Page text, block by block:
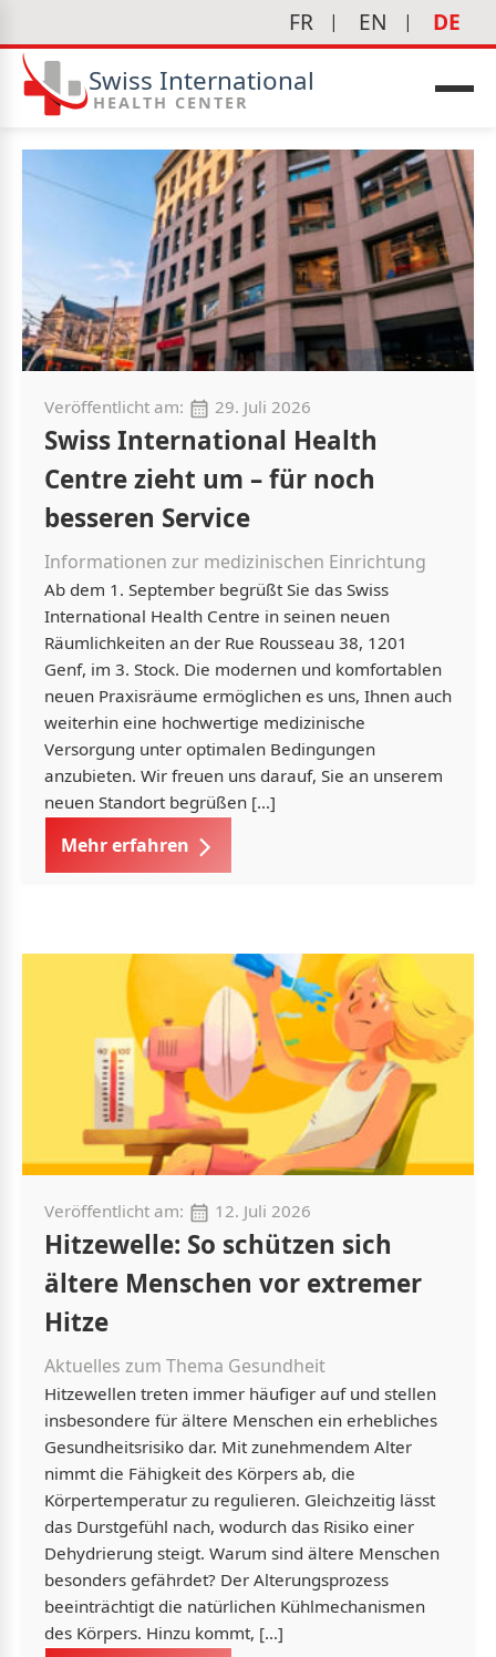
FR EN DE
Swiss International
HEALTH CENTER
Veröffentlicht am:
29. Juli 2026
Swiss International Health
Centre zieht um – für noch
besseren Service
Informationen zur medizinischen Einrichtung
Ab dem 1. September begrüßt Sie das Swiss
International Health Centre in seinen neuen
Räumlichkeiten an der Rue Rousseau 38, 1201
Genf, im 3. Stock. Die modernen und komfortablen
neuen Praxisräume ermöglichen es uns, Ihnen auch
weiterhin eine hochwertige medizinische
Versorgung unter optimalen Bedingungen
anzubieten. Wir freuen uns darauf, Sie an unserem
neuen Standort begrüßen […]
Mehr erfahren
Veröffentlicht am: 12. Juli 2026
Hitzewelle: So schützen sich
ältere Menschen vor extremer
Hitze
Aktuelles zum Thema Gesundheit
Hitzewellen treten immer häufiger auf und stellen
insbesondere für ältere Menschen ein erhebliches
Gesundheitsrisiko dar. Mit zunehmendem Alter
nimmt die Fähigkeit des Körpers ab, die
Körpertemperatur zu regulieren. Gleichzeitig lässt
das Durstgefühl nach, wodurch das Risiko einer
Dehydrierung steigt. Warum sind ältere Menschen
besonders gefährdet? Der Alterungsprozess
beeinträchtigt die natürlichen Kühlmechanismen
des Körpers. Hinzu kommt, […]